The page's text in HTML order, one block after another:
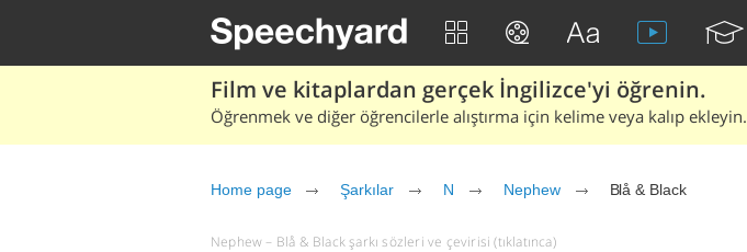
Film ve kitaplardan gerçek İngilizce'yi öğrenin.
Öğrenmek ve diğer öğrencilerle alıştırma için kelime veya kalıp ekleyin.
Home page Şarkılar N Nephew Blå & Black
Nephew – Blå & Black şarkı sözleri ve çevirisi (tıklatınca)